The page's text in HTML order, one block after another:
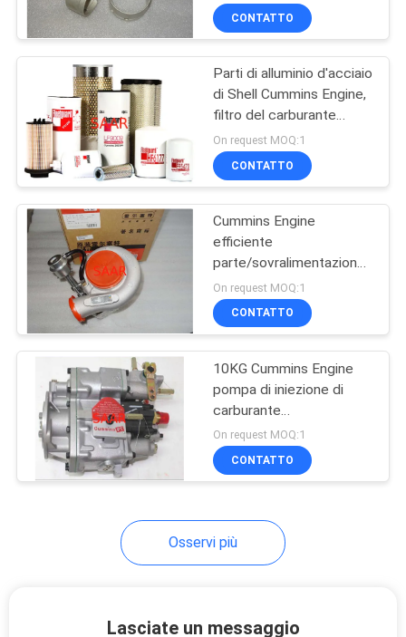
Elemento filtrante di
Hydac
146
elemento filtrante
Pompe idrauliche di
Parker Denison
ISO9001 del motore
CONTATTO
Parti di alluminio d'acciaio
di Shell Cummins Engine,
filtro del carburante
durevole da Cummins
Fleetguard
On request MOQ:1
CONTATTO
Cummins Engine
efficiente
parte/sovralimentazione
4050206 di Cummins
Holset
On request MOQ:1
CONTATTO
10KG Cummins Engine
pompa di iniezione di
carburante
parte/4951459 3059651
Cummins
On request MOQ:1
CONTATTO
Osservi più
Lasciate un messaggio